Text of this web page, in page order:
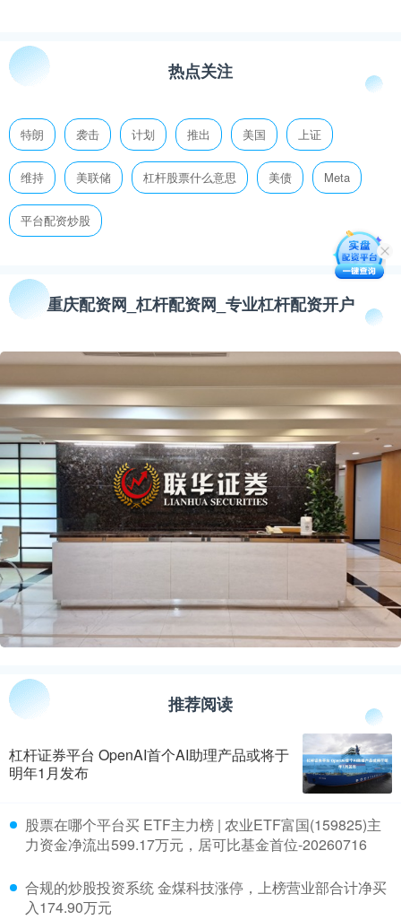
热点关注
特朗 袭击 计划 推出 美国 上证
维持 美联储 杠杆股票什么意思 美债 Meta
平台配资炒股
重庆配资网_杠杆配资网_专业杠杆配资开户
推荐阅读
杠杆证券平台 OpenAI首个AI助理产品或将于
明年1月发布
​股票在哪个平台买 ETF主力榜 | 农业ETF富国(159825)主
力资金净流出599.17万元，居可比基金首位-20260716
​合规的炒股投资系统 金煤科技涨停，上榜营业部合计净买
入174.90万元